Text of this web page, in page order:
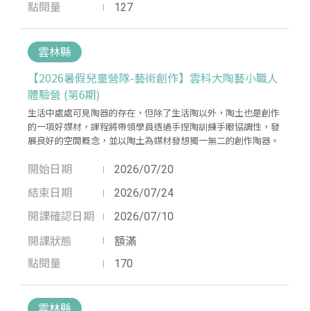
點閱量 127
雲林縣
【2026暑假兒童營隊-藝術創作】雲科大陶藝小職人
體驗營 (第6期)
生活中處處可見陶器的存在，但除了生活陶以外，陶土也是創作
的一項好媒材，課程將帶領學員透過手捏陶訓練手眼協調性，發
展良好的空間概念，並以陶土為媒材發想獨一無二的創作陶器。
開始日期
2026/07/20
結束日期
2026/07/24
開課確認日期
2026/07/10
開課狀態 額滿
點閱量 170
雲林縣